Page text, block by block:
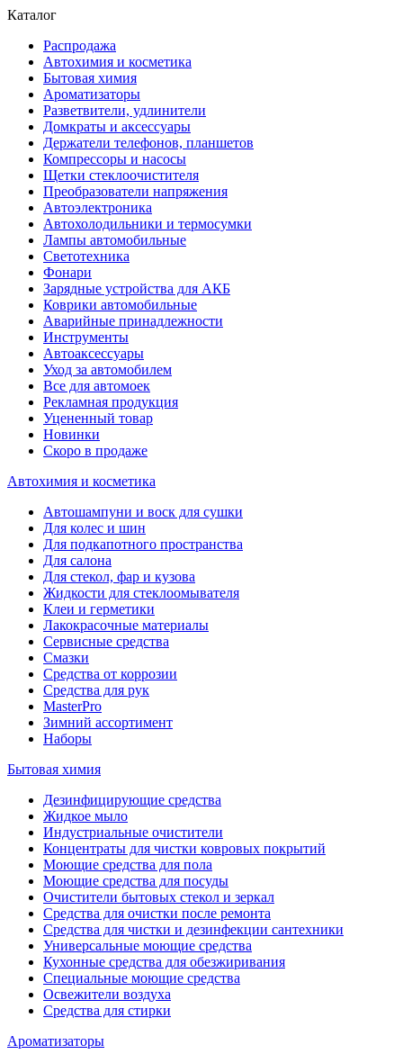
Каталог
Распродажа
Автохимия и косметика
Бытовая химия
Ароматизаторы
Разветвители, удлинители
Домкраты и аксессуары
Держатели телефонов, планшетов
Компрессоры и насосы
Щетки стеклоочистителя
Преобразователи напряжения
Автоэлектроника
Автохолодильники и термосумки
Лампы автомобильные
Светотехника
Фонари
Зарядные устройства для АКБ
Коврики автомобильные
Аварийные принадлежности
Инструменты
Автоаксессуары
Уход за автомобилем
Все для автомоек
Рекламная продукция
Уцененный товар
Новинки
Скоро в продаже
Автохимия и косметика
Автошампуни и воск для сушки
Для колес и шин
Для подкапотного пространства
Для салона
Для стекол, фар и кузова
Жидкости для стеклоомывателя
Клеи и герметики
Лакокрасочные материалы
Сервисные средства
Смазки
Средства от коррозии
Средства для рук
MasterPro
Зимний ассортимент
Наборы
Бытовая химия
Дезинфицирующие средства
Жидкое мыло
Индустриальные очистители
Концентраты для чистки ковровых покрытий
Моющие средства для пола
Моющие средства для посуды
Очистители бытовых стекол и зеркал
Средства для очистки после ремонта
Средства для чистки и дезинфекции сантехники
Универсальные моющие средства
Кухонные средства для обезжиривания
Специальные моющие средства
Освежители воздуха
Средства для стирки
Ароматизаторы